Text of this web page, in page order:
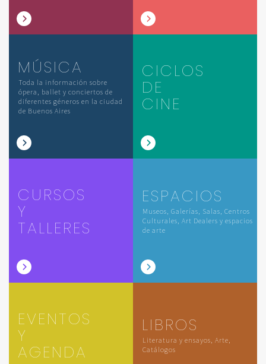
MÚSICA
Toda la información sobre
ópera, ballet y conciertos de
diferentes géneros en la ciudad
de Buenos Aires
CICLOS
DE
CINE
CURSOS
Y
TALLERES
ESPACIOS
Museos, Galerías, Salas, Centros
Culturales, Art Dealers y espacios
de arte
EVENTOS
Y
AGENDA
LIBROS
Literatura y ensayos, Arte,
Catálogos